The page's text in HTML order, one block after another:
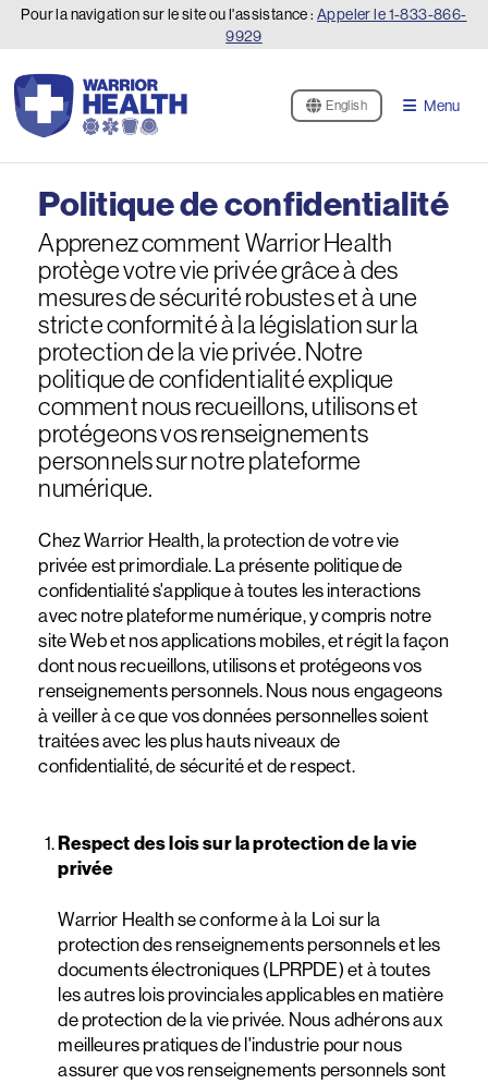
Pour la navigation sur le site ou l'assistance : Appeler le1-833-866-
9929
English Menu
Politique de confidentialité
Apprenez comment Warrior Health
protège votre vie privée grâce à des
mesures de sécurité robustes et à une
stricte conformité à la législation sur la
protection de la vie privée. Notre
politique de confidentialité explique
comment nous recueillons, utilisons et
protégeons vos renseignements
personnels sur notre plateforme
numérique.
Chez Warrior Health, la protection de votre vie
privée est primordiale. La présente politique de
confidentialité s'applique à toutes les interactions
avec notre plateforme numérique, y compris notre
site Web et nos applications mobiles, et régit la façon
dont nous recueillons, utilisons et protégeons vos
renseignements personnels. Nous nous engageons
à veiller à ce que vos données personnelles soient
traitées avec les plus hauts niveaux de
confidentialité, de sécurité et de respect.
Respect des lois sur la protection de la vie
privée
Warrior Health se conforme à la Loi sur la
protection des renseignements personnels et les
documents électroniques (LPRPDE) et à toutes
les autres lois provinciales applicables en matière
de protection de la vie privée. Nous adhérons aux
meilleures pratiques de l'industrie pour nous
assurer que vos renseignements personnels sont